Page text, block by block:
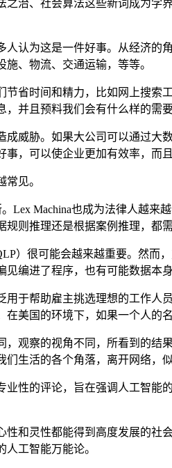
治、社会算法这些新词成为学
人认为这是一件好事。从经济
、物流、交通运输，等等。
节省时间和精力，比如网上搜
并且预料我们会有什么样的需要
成威胁。如果大公司可以通过
，可以使企业更加有效率，而
见。
Lex Machina也成为法律人越
则推理还是根据案例推理，都
）很可能会越来越重要。然而
编进了程序，也有可能数据本
用于帮助雇主挑选理想的工作
美国的环境下，如果一个人的
，观察的视角不同，所看到的
生活的各个角落，离开网络，
业性的评论，旨在强调人工智能
性和灵性都能得到高度发展的
工智能万能论。